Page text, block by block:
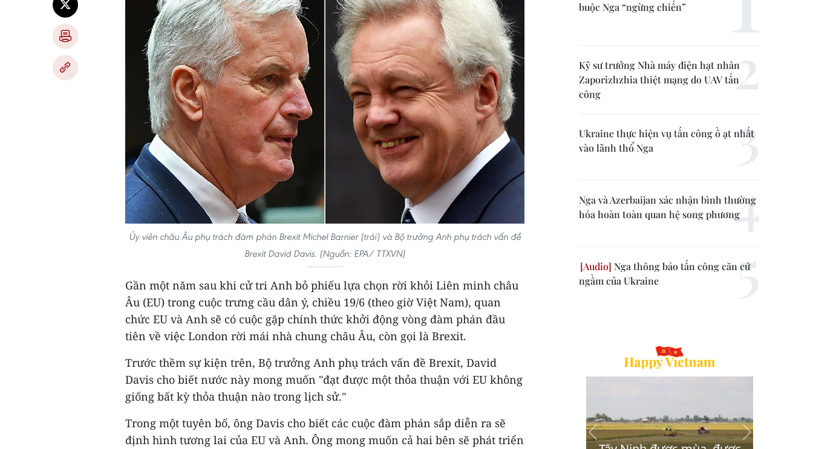
Ủy viên châu Âu phụ trách đàm phán Brexit Michel Barnier (trái) và Bộ trưởng Anh phụ trách vấn đề
Brexit David Davis. (Nguồn: EPA/ TTXVN)
Gần một năm sau khi cử tri Anh bỏ phiếu lựa chọn rời khỏi Liên minh châu
Âu (EU) trong cuộc trưng cầu dân ý, chiều 19/6 (theo giờ Việt Nam), quan
chức EU và Anh sẽ có cuộc gặp chính thức khởi động vòng đàm phán đầu
tiên về việc London rời mái nhà chung châu Âu, còn gọi là Brexit.
Trước thềm sự kiện trên, Bộ trưởng Anh phụ trách vấn đề Brexit, David
Davis cho biết nước này mong muốn "đạt được một thỏa thuận với EU không
giống bất kỳ thỏa thuận nào trong lịch sử."
Trong một tuyên bố, ông Davis cho biết các cuộc đàm phán sắp diễn ra sẽ
định hình tương lai của EU và Anh. Ông mong muốn cả hai bên sẽ phát triển
buộc Nga “ngừng chiến”
Kỹ sư trưởng Nhà máy điện hạt nhân
Zaporizhzhia thiệt mạng do UAV tấn
công
Ukraine thực hiện vụ tấn công ồ ạt nhất
vào lãnh thổ Nga
Nga và Azerbaijan xác nhận bình thường
hóa hoàn toàn quan hệ song phương
Nga thông báo tấn công căn cứ
ngầm của Ukraine